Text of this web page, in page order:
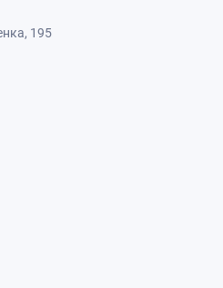
9/16
33
Перспективная 48
2
195